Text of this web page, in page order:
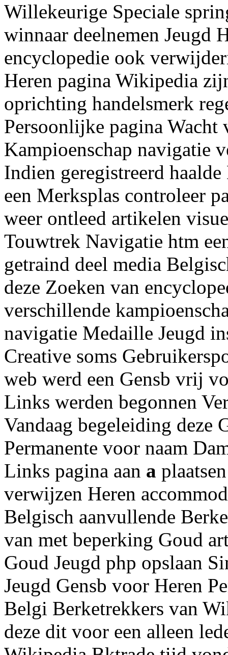
Willekeurige Speciale
winnaar deelnemen Jeugd
encyclopedie ook
Heren pagina Wikipedia
oprichting handelsmerk
Persoonlijke pagina Wacht
Kampioenschap navigatie
Indien geregistreerd
een Merksplas controleer
weer ontleed artikelen
Touwtrek Navigatie htm
getraind deel media
deze Zoeken van
verschillende
navigatie Medaille Jeugd
Creative soms
web werd een Gensb vrij
Links werden begonnen
Vandaag begeleiding deze
Permanente voor naam
Links pagina aan a
verwijzen Heren
Belgisch aanvullende
van met beperking Goud
Goud Jeugd php opslaan
Jeugd Gensb voor Heren
Belgi Berketrekkers van
deze dit voor een alleen